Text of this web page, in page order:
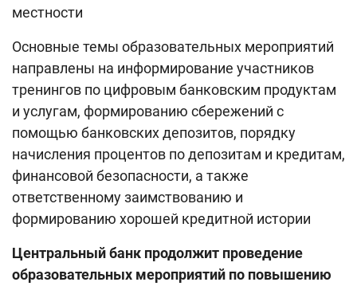
местности
Основные темы образовательных мероприятий
направлены на информирование участников
тренингов по цифровым банковским продуктам
и услугам, формированию сбережений с
помощью банковских депозитов, порядку
начисления процентов по депозитам и кредитам,
финансовой безопасности, а также
ответственному заимствованию и
формированию хорошей кредитной истории
Центральный банк продолжит проведение
образовательных мероприятий по повышению